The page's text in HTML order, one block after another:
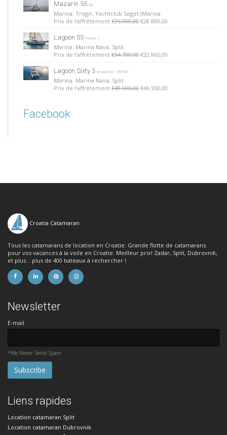
Mazarin 55 NN
Marina: Trogir, Yachtclub Seget (Marina
Prix de l'affrètement €36.000,00 €28.800,00
Lagoon 55 Princess S
Marina: Marina Nava, Split
Prix de l'affrètement €34.700,00 €32.965,00
Lagoon Sixty 5 Amada Mia - CREWED
Marina: Marina Nava, Split
Prix de l'affrètement €49.000,00 €46.550,00
Facebook
Croatia Catamaran
Tous les catamarans de location en Croatie. Grande flotte de catamarans
pour vos vacances à la voile en Croatie. Meilleur prix! Zadar, Split, Dubrovnik,
et plus... plus de 400 bateaux à rechercher !
Newsletter
E-mail
*We Never Send Spam
Liens rapides
Location catamaran Split
Location catamaran Dubrovnik